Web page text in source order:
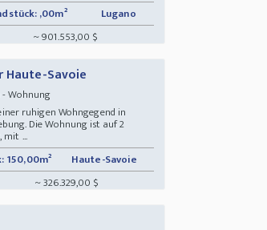
,00m²
Lugano
~ 901.553,00 $
Haute-Savoie
Wohnung
ruhigen Wohngegend in
Die Wohnung ist auf 2
mit ...
150,00m²
Haute-Savoie
~ 326.329,00 $